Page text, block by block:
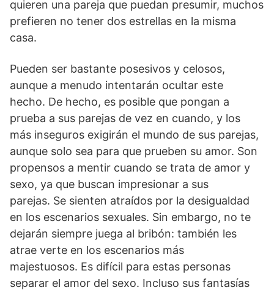
quieren una pareja que puedan presumir, muchos
prefieren no tener dos estrellas en la misma
casa.
Pueden ser bastante posesivos y celosos,
aunque a menudo intentarán ocultar este
hecho. De hecho, es posible que pongan a
prueba a sus parejas de vez en cuando, y los
más inseguros exigirán el mundo de sus parejas,
aunque solo sea para que prueben su amor. Son
propensos a mentir cuando se trata de amor y
sexo, ya que buscan impresionar a sus
parejas. Se sienten atraídos por la desigualdad
en los escenarios sexuales. Sin embargo, no te
dejarán siempre juega al bribón: también les
atrae verte en los escenarios más
majestuosos. Es difícil para estas personas
separar el amor del sexo. Incluso sus fantasías